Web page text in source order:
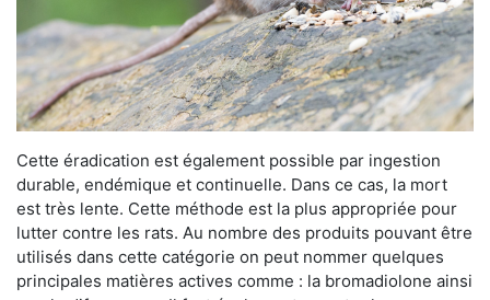
Cette éradication est également possible par ingestion
durable, endémique et continuelle. Dans ce cas, la mort
est très lente. Cette méthode est la plus appropriée pour
lutter contre les rats. Au nombre des produits pouvant être
utilisés dans cette catégorie on peut nommer quelques
principales matières actives comme : la bromadiolone ainsi